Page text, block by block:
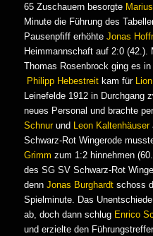
65 Zuschauern besorgte
Minute die Führung des
Pausenpfiff erhöhte Jonas
Heimmannschaft auf 2:0 (42.).
Thomas Rosenbrock ging es
Philipp Hebestreitkam für
Leinefelde 1912 in Durchgang
neues Personal und brachte
Schnurund Leon Kaltenhäuser
Schwarz-Rot Wingerode
Grimm zum 1:2 hinnehmen
des SG SV Schwarz-Rot
denn Jonas Burghardtschoss
Spielminute. Das
ab, doch dann schlug Enrico
und erzielte den